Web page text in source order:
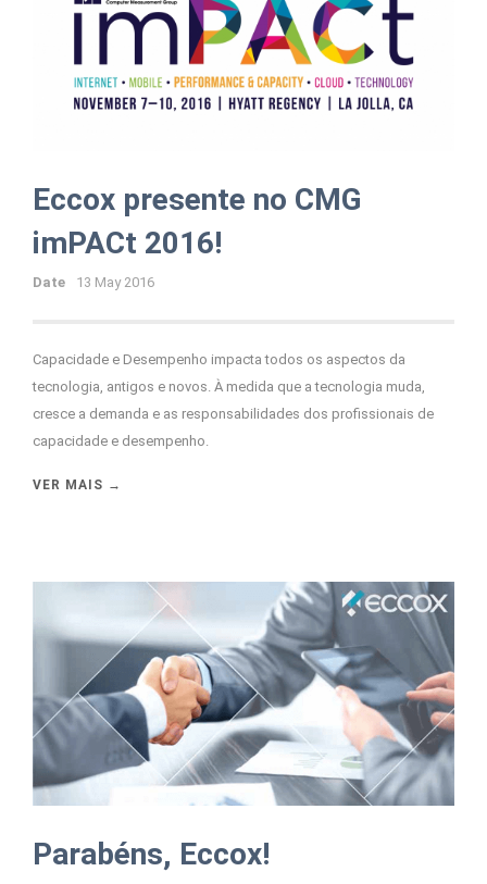
Eccox presente no CMG
imPACt 2016!
Date 13 May 2016
Capacidade e Desempenho impacta todos os aspectos da
tecnologia, antigos e novos. À medida que a tecnologia muda,
cresce a demanda e as responsabilidades dos profissionais de
capacidade e desempenho.
VER MAIS →
Parabéns, Eccox!